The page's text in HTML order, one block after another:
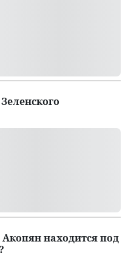
находится под